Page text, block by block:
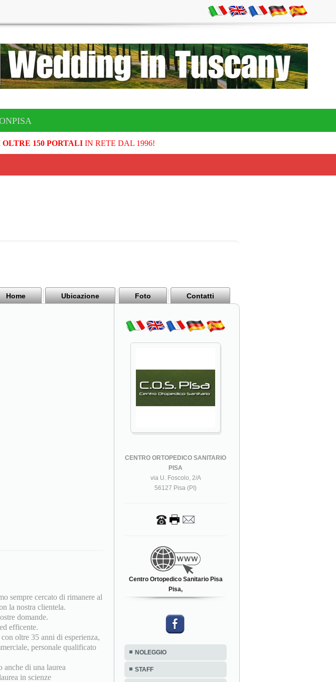
150 PORTALIIN RETE DAL 1996!
Home Ubicazione Foto Contatti
sempre cercato di rimanere al
la nostra clientela.
domande.
efficente.
oltre 35 anni di esperienza,
personale qualificato
anche di una laurea
in scienze
CENTRO ORTOPEDICO SANITARIO
PISA
via U. Foscolo, 2/A
56127 Pisa (PI)
Centro Ortopedico Sanitario Pisa
Pisa,
NOLEGGIO
STAFF